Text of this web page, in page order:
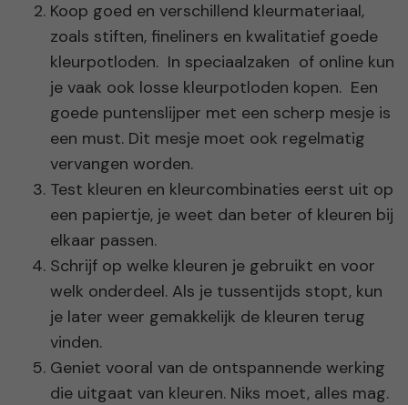
Koop goed en verschillend kleurmateriaal,
zoals stiften, fineliners en kwalitatief goede
kleurpotloden. In speciaalzaken of online kun
je vaak ook losse kleurpotloden kopen. Een
goede puntenslijper met een scherp mesje is
een must. Dit mesje moet ook regelmatig
vervangen worden.
Test kleuren en kleurcombinaties eerst uit op
een papiertje, je weet dan beter of kleuren bij
elkaar passen.
Schrijf op welke kleuren je gebruikt en voor
welk onderdeel. Als je tussentijds stopt, kun
je later weer gemakkelijk de kleuren terug
vinden.
Geniet vooral van de ontspannende werking
die uitgaat van kleuren. Niks moet, alles mag.